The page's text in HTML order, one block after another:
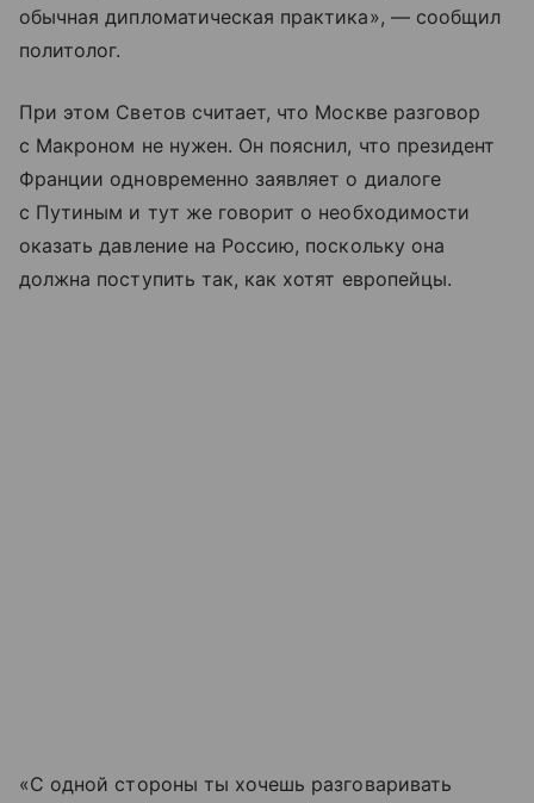
обычная дипломатическая практика», — сообщил
политолог.
При этом Светов считает, что Москве разговор
с Макроном не нужен. Он пояснил, что президент
Франции одновременно заявляет о диалоге
с Путиным и тут же говорит о необходимости
оказать давление на Россию, поскольку она
должна поступить так, как хотят европейцы.
«С одной стороны ты хочешь разговаривать